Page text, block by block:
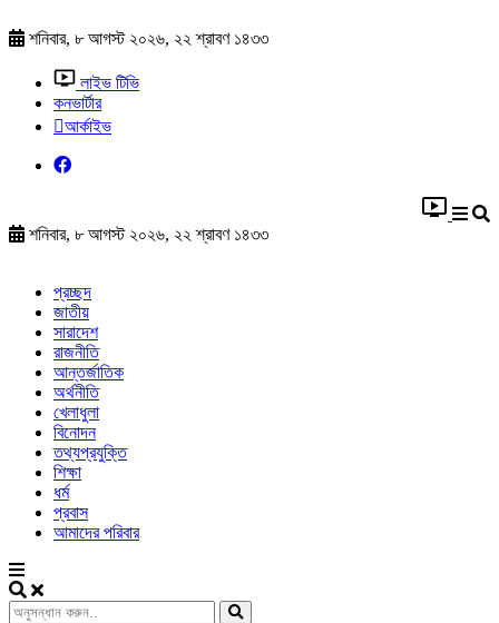
শনিবার, ৮ আগস্ট ২০২৬, ২২ শ্রাবণ ১৪৩৩
লাইভ টিভি
কনভার্টার
আর্কাইভ
শনিবার, ৮ আগস্ট ২০২৬, ২২ শ্রাবণ ১৪৩৩
প্রচ্ছদ
জাতীয়
সারাদেশ
রাজনীতি
আন্তর্জাতিক
অর্থনীতি
খেলাধুলা
বিনোদন
তথ্যপ্রযুক্তি
শিক্ষা
ধর্ম
প্রবাস
আমাদের পরিবার